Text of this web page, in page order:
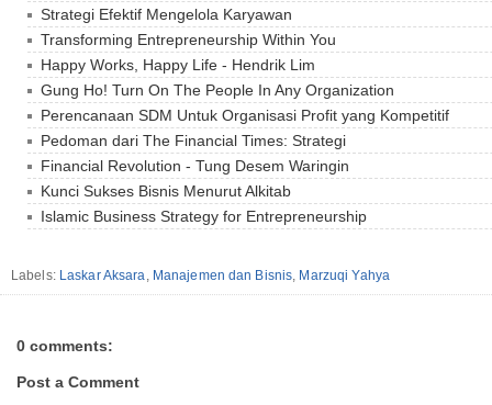
Strategi Efektif Mengelola Karyawan
Transforming Entrepreneurship Within You
Happy Works, Happy Life - Hendrik Lim
Gung Ho! Turn On The People In Any Organization
Perencanaan SDM Untuk Organisasi Profit yang Kompetitif
Pedoman dari The Financial Times: Strategi
Financial Revolution - Tung Desem Waringin
Kunci Sukses Bisnis Menurut Alkitab
Islamic Business Strategy for Entrepreneurship
Labels: Laskar Aksara, Manajemen dan Bisnis, Marzuqi Yahya
0 comments:
Post a Comment